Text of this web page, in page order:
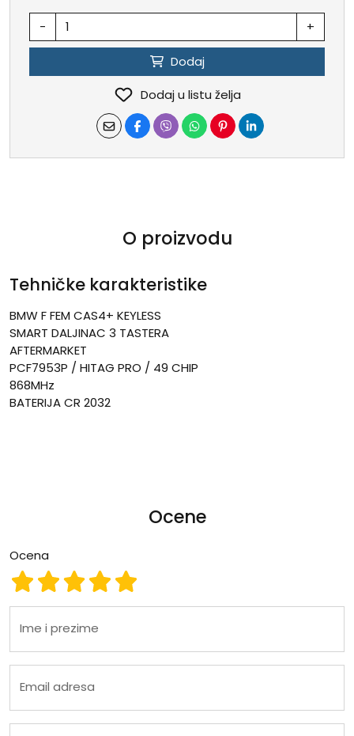
- +
Dodaj
Dodaj u listu želja
O proizvodu
Tehničke karakteristike
BMW F FEM CAS4+ KEYLESS
SMART DALJINAC 3 TASTERA
AFTERMARKET
PCF7953P / HITAG PRO / 49 CHIP
868MHz
BATERIJA CR 2032
Ocene
Ocena
Ocena 5
Ocena 4
Ocena 3
Ocena 2
Ocena 1
Ime i prezime
Email adresa